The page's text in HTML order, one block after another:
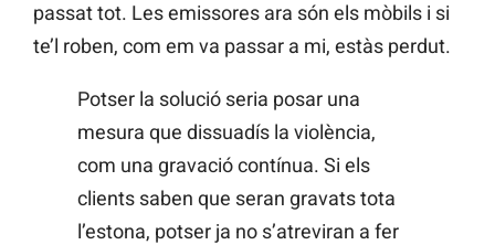
passat tot. Les emissores ara són els mòbils i si
te’l roben, com em va passar a mi, estàs perdut.
Potser la solució seria posar una
mesura que dissuadís la violència,
com una gravació contínua. Si els
clients saben que seran gravats tota
l’estona, potser ja no s’atreviran a fer